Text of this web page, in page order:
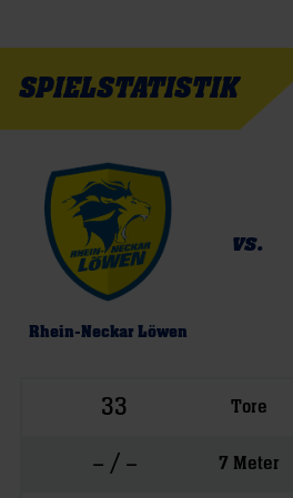
SPIELSTATISTIK
Rhein-Neckar Löwen
vs.
33 Tore
– / – 7 Meter